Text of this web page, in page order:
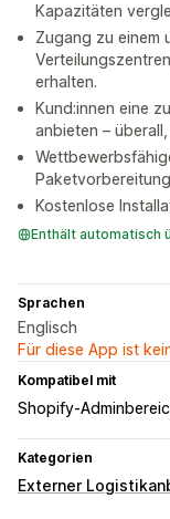
Kapazitäten
Zugang zu einem
erhalten.
Kund:innen eine
anbieten –
Kostenlose
Enthält automatisch
Sprachen
Englisch
Für diese App ist
Kompatibel mit
Shopify-
Kategorien
Externer